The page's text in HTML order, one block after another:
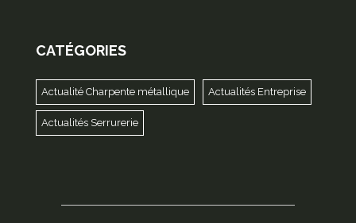
CATÉGORIES
Actualité Charpente métallique Actualités Entreprise
Actualités Serrurerie